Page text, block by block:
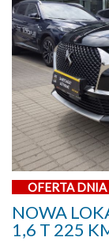
OFERTA DNIA
NOWA
1,6 T 225